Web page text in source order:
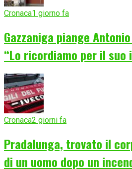
Cronaca1 giorno fa
Gazzaniga piange
“Lo ricordiamo per il suo
Cronaca2 giorni fa
Pradalunga, trovato il
di un uomo dopo un